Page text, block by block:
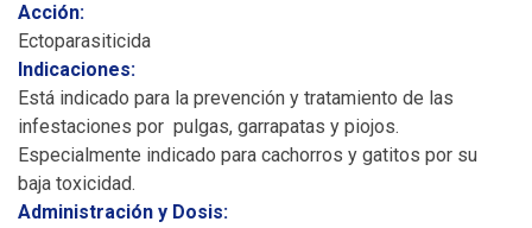
Acción:
Ectoparasiticida
Indicaciones:
Está indicado para la prevención y tratamiento de las
infestaciones por pulgas, garrapatas y piojos.
Especialmente indicado para cachorros y gatitos por su
baja toxicidad.
Administración y Dosis: